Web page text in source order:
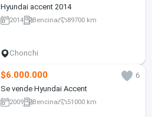
Hyundai accent 2014
2014 Bencina 89700 km
Chonchi
$6.000.000
6
Se vende Hyundai Accent
2009 Bencina 51000 km